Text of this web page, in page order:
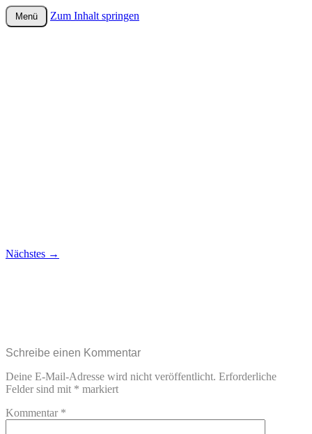
wurster-cartoon-blog.de
Menü Zum Inhalt springen
Nächstes →
Schreibe einen Kommentar
Deine E-Mail-Adresse wird nicht veröffentlicht. Erforderliche
Felder sind mit * markiert
Kommentar *